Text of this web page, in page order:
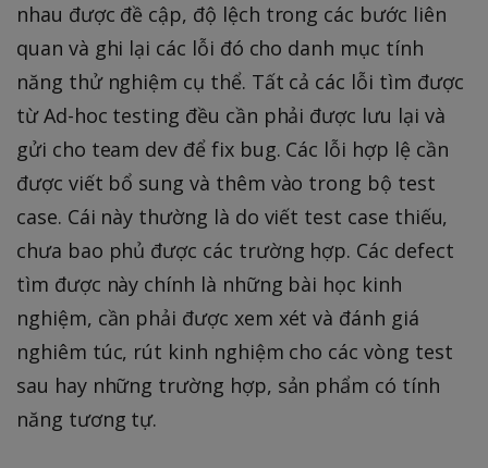
nhau được đề cập, độ lệch trong các bước liên
quan và ghi lại các lỗi đó cho danh mục tính
năng thử nghiệm cụ thể. Tất cả các lỗi tìm được
từ Ad-hoc testing đều cần phải được lưu lại và
gửi cho team dev để fix bug. Các lỗi hợp lệ cần
được viết bổ sung và thêm vào trong bộ test
case. Cái này thường là do viết test case thiếu,
chưa bao phủ được các trường hợp. Các defect
tìm được này chính là những bài học kinh
nghiệm, cần phải được xem xét và đánh giá
nghiêm túc, rút kinh nghiệm cho các vòng test
sau hay những trường hợp, sản phẩm có tính
năng tương tự.